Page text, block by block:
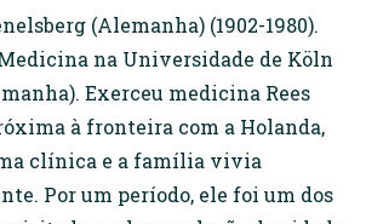
(Alemanha) (1902-1980).
na Universidade de Köln
Exerceu medicina Rees
à fronteira com a Holanda,
clínica e a família vivia
Por um período, ele foi um dos